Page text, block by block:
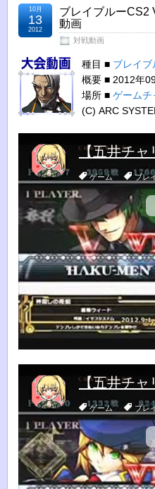
ブレイブルー
動画
対戦動画
10月
13
2012
種目 ■ ブレイ
概要 ■ 2012年
場所 ■ ゲームチ
(C) ARC